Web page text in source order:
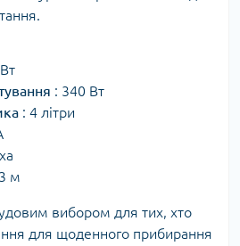
: 340 Вт
: 4 літри
м
вибором для тих, хто
для щоденного прибирання